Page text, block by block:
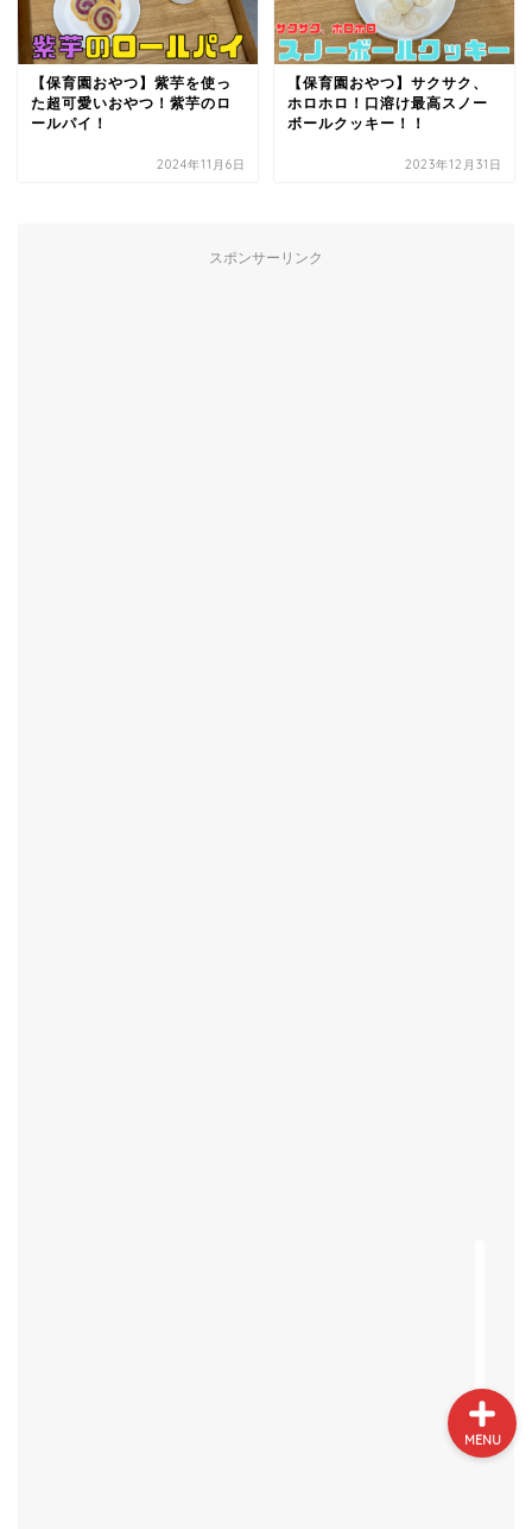
【保育園おやつ】紫芋を使っ
た超可愛いおやつ！紫芋のロ
ールパイ！
2024年11月6日
【保育園おやつ】サクサク、
ホロホロ！口溶け最高スノー
ボールクッキー！！
2023年12月31日
スポンサーリンク
MENU